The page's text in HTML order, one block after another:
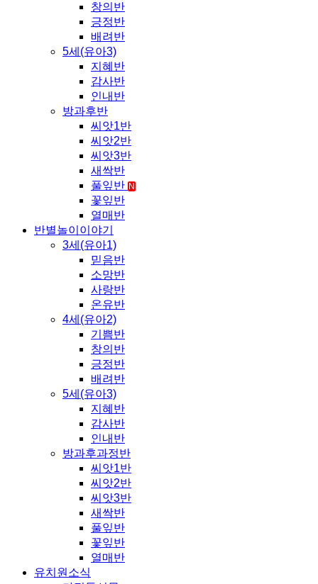
창의반
긍정반
배려반
5세(유아3)
지혜반
감사반
인내반
방과후반
씨앗1반
씨앗2반
씨앗3반
새싹반
풀잎반 N
꽃잎반
열매반
반별놀이이야기
3세(유아1)
믿음반
소망반
사랑반
온유반
4세(유아2)
기쁨반
창의반
긍정반
배려반
5세(유아3)
지혜반
감사반
인내반
방과후과정반
씨앗1반
씨앗2반
씨앗3반
새싹반
풀잎반
꽃잎반
열매반
유치원소식